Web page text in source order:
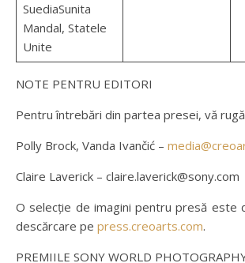
SuediaSunita
Mandal, Statele
Unite
NOTE PENTRU EDITORI
Pentru întrebări din partea presei, vă
Polly Brock, Vanda Ivančić –
Claire Laverick – claire.laverick@sony.com
O selecție de imagini pentru presă este
descărcare pe press.creoarts.com.
PREMIILE SONY WORLD